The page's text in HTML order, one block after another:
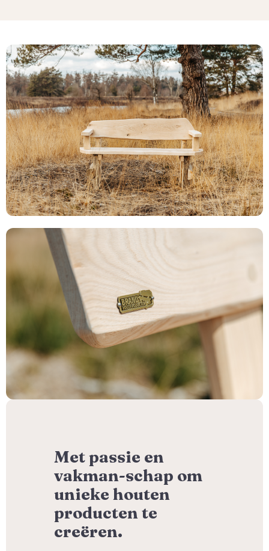
Met passie en
vakman-schap om
unieke houten
producten te
creëren.